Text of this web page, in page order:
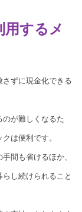
するメ
ずに現金化できる
が難しくなるた
は便利です。
間も省けるほか、
し続けられること